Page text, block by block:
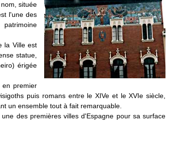
située
l'une des
la Ville est
statue,
érigée
en premier
puis romans entre le XIVe et le XVIe siècle,
un ensemble tout à fait remarquable.
des premières villes d'Espagne pour sa surface